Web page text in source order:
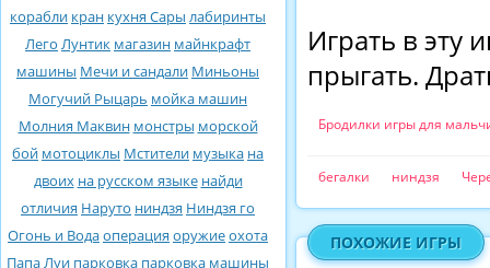
корабли кран кухня Сары лабиринты
Лего Лунтик магазин майнкрафт
машины Мечи и сандали Миньоны
Могучий Рыцарь мойка машин
Молния Маквин монстры морской
бой мотоциклы Мстители музыка на
двоих на русском языке найди
отличия Наруто ниндзя Ниндзя го
Огонь и Водаоперация оружиеохота
Папа Луи парковка парковка машины
Играть в эту
прыгать.
Бродилки игры для
бегалки ниндзя
ПОХОЖИЕ ИГРЫ